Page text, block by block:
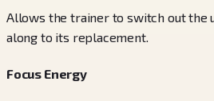
Allows the trainer to switch out the
along to its replacement.
Focus Energy